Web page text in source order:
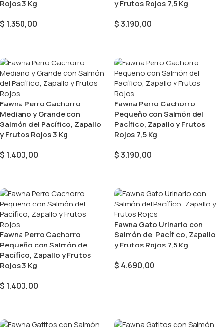
Rojos 3 Kg
$ 1.350,00
y Frutos Rojos 7,5 Kg
$3.190,00
Fawna Perro Cachorro
Mediano y Grande con
Salmón del Pacífico, Zapallo
y Frutos Rojos 3 Kg
$ 1.400,00
Fawna Perro Cachorro
Pequeño con Salmón del
Pacífico, Zapallo y Frutos
Rojos 7,5 Kg
$3.190,00
Fawna Perro Cachorro
Pequeño con Salmón del
Pacífico, Zapallo y Frutos
Rojos 3 Kg
$ 1.400,00
Fawna Gato Urinario con
Salmón del Pacífico, Zapallo
y Frutos Rojos 7,5 Kg
$ 4.690,00